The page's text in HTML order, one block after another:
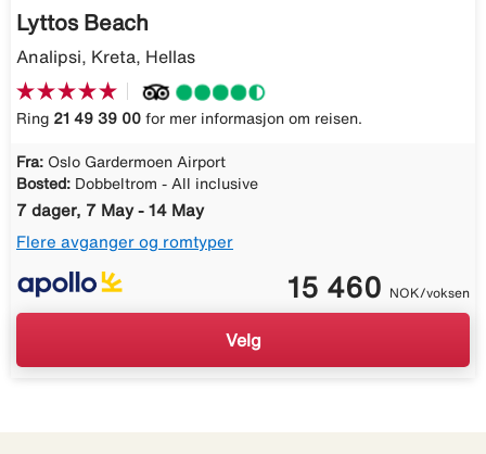
Lyttos Beach
Analipsi, Kreta, Hellas
Ring 21 49 39 00 for mer informasjon om reisen.
Fra: Oslo Gardermoen Airport
Bosted: Dobbeltrom - All inclusive
7 dager, 7 May - 14 May
Flere avganger og romtyper
15 460 NOK/voksen
Velg